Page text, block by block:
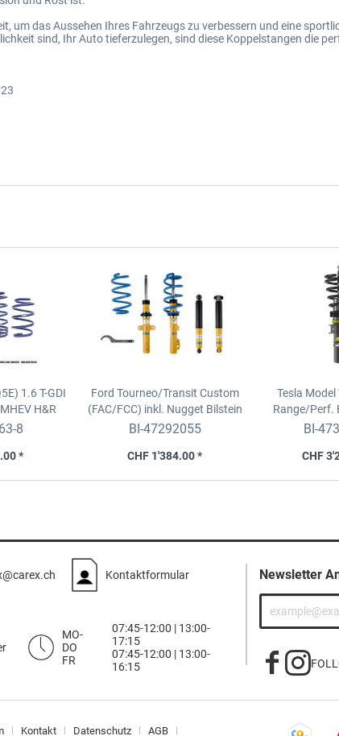
um das Aussehen Ihres Fahrzeugs zu verbessern und eine
sind, Ihr Auto tieferzulegen, sind diese Koppelstangen die
1.6 T-GDI
H&R
8
*
Ford Tourneo/Transit Custom
(FAC/FCC) inkl. Nugget Bilstein
B14 Gewindefahrwerk
BI-47292055
CHF 1'384.00 *
Tesla
Range/Perf.
BI-
CHF
Kontaktformular
MO-
DO
FR
07:45-12:00 | 13:00-
17:15
07:45-12:00 | 13:00-
16:15
Newsletter
Kontakt Datenschutz AGB